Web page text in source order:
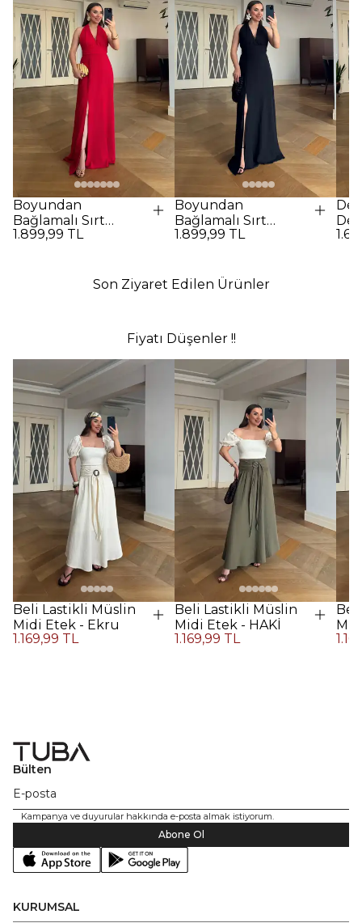
Boyundan
Bağlamalı Sırt
Dekolteli Uzun
1.899,99 TL
Boyundan
Bağlamalı Sırt
Dekolteli Uzun
1.899,99 TL
Son Ziyaret Edilen Ürünler
Fiyatı Düşenler !!
Beli Lastikli Müslin
Midi Etek - Ekru
1.169,99 TL
Beli Lastikli Müslin
Midi Etek - HAKİ
1.169,99 TL
Bülten
Kampanya ve duyurular hakkında e-posta almak istiyorum.
Abone Ol
KURUMSAL